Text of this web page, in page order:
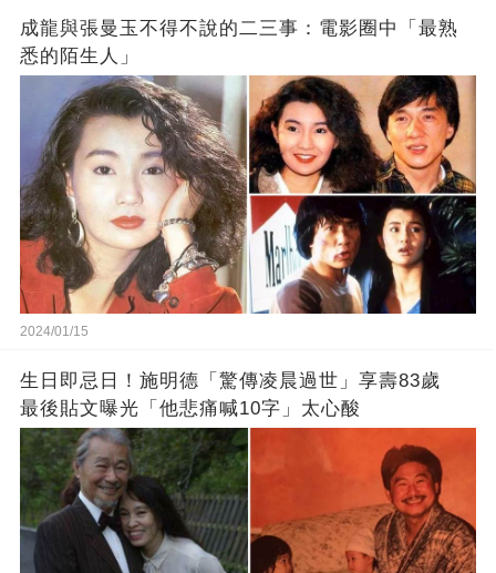
成龍與張曼玉不得不說的二三事：電影圈中「最熟
悉的陌生人」
2024/01/15
生日即忌日！施明德「驚傳凌晨過世」享壽83歲
最後貼文曝光「他悲痛喊10字」太心酸